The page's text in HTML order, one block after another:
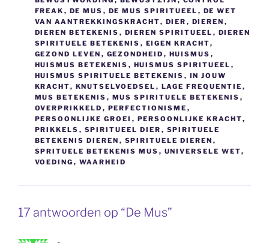
FREAK , DE MUS , DE MUS SPIRITUEEL , DE WET
VAN AANTREKKINGSKRACHT, DIER , DIEREN ,
DIEREN BETEKENIS , DIEREN SPIRITUEEL , DIEREN
SPIRITUELE BETEKENIS , EIGEN KRACHT,
GEZOND LEVEN , GEZONDHEID , HUISMUS ,
HUISMUS BETEKENIS , HUISMUS SPIRITUEEL ,
HUISMUS SPIRITUELE BETEKENIS , IN JOUW
KRACHT, KNUTSELVOEDSEL , LAGE FREQUENTIE ,
MUS BETEKENIS , MUS SPIRITUELE BETEKENIS ,
OVERPRIKKELD , PERFECTIONISME ,
PERSOONLIJKE GROEI , PERSOONLIJKE KRACHT,
PRIKKELS , SPIRITUEEL DIER , SPIRITUELE
BETEKENIS DIEREN , SPIRITUELE DIEREN ,
SPRITUELE BETEKENIS MUS , UNIVERSELE WET,
VOEDING , WAARHEID
17 antwoorden op “De Mus”